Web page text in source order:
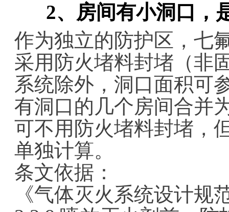
2、房间有小洞口，
作为独立的防护区，七
采用防火堵料封堵（非
系统除外，洞口面积可
有洞口的几个房间合并
可不用防火堵料封堵，
单独计算。
条文依据：
《气体灭火系统设计规